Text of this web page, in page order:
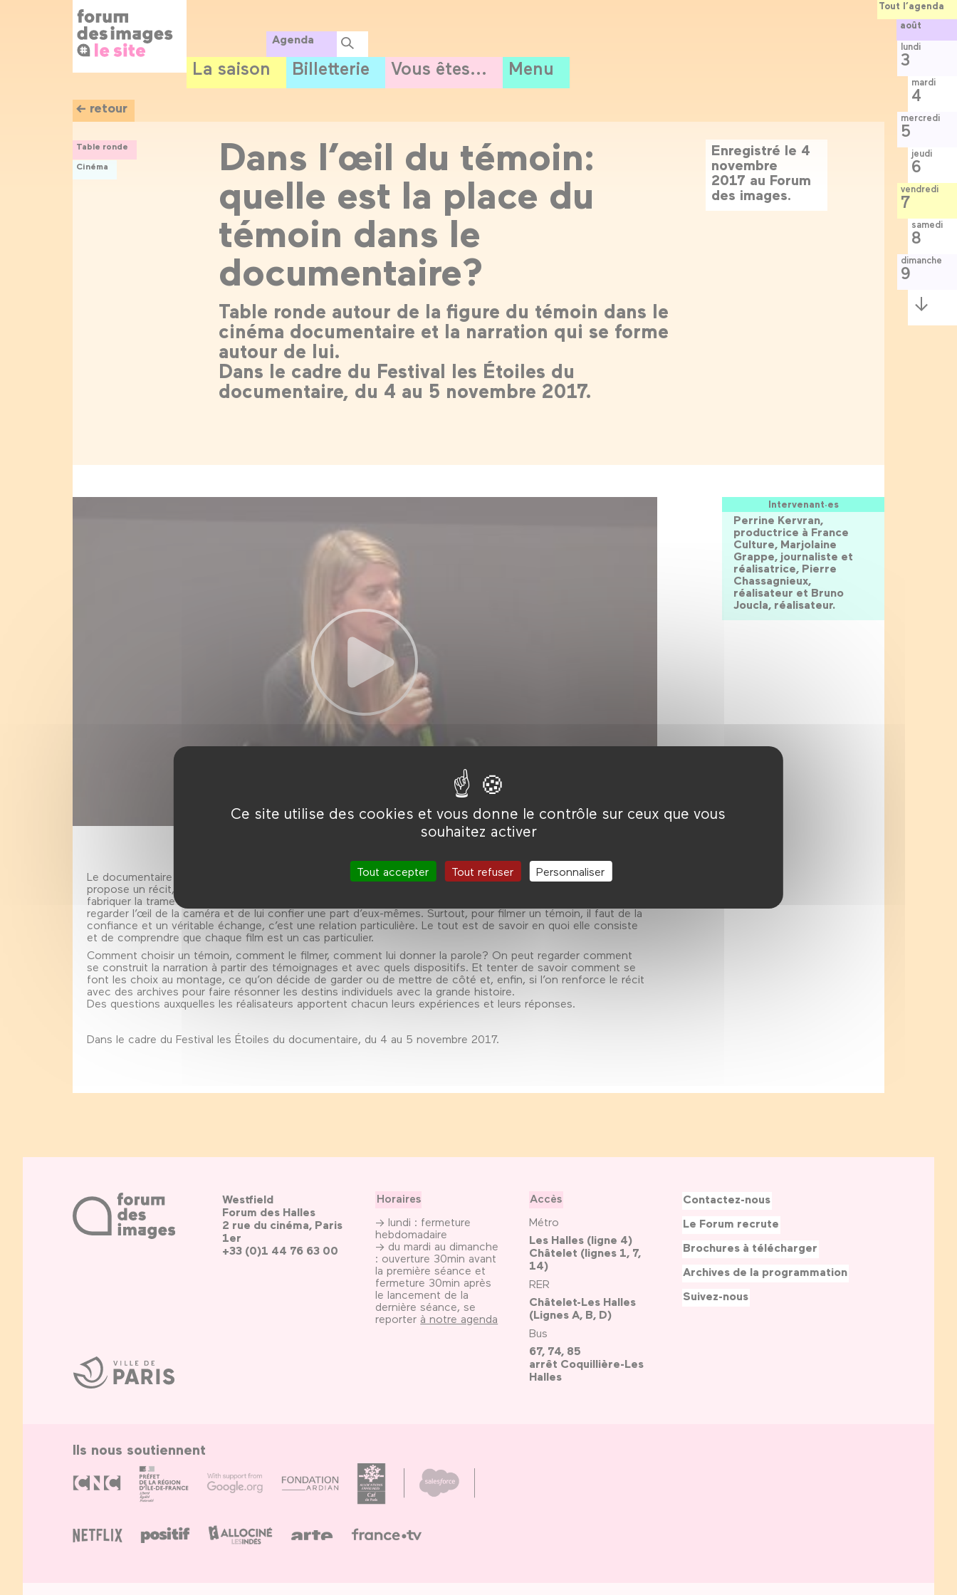
Ce site utilise des cookies et vous donne le contrôle sur ceux que vous
souhaitez activer
Tout accepter Tout refuser Personnaliser
Agenda
La saison Billetterie Vous êtes... Menu
← retour
Table ronde
Cinéma
Enregistré le 4
novembre
2017 au Forum
des images.
Dans l’œil du témoin:
quelle est la place du
témoin dans le
documentaire?
Table ronde autour de la figure du témoin dans le
cinéma documentaire et la narration qui se forme
autour de lui.
Dans le cadre du Festival les Étoiles du
documentaire, du 4 au 5 novembre 2017.
Intervenant·es
Perrine Kervran,
productrice à France
Culture, Marjolaine
Grappe, journaliste et
réalisatrice, Pierre
Chassagnieux,
réalisateur et Bruno
Joucla, réalisateur.
Le documentaire est une plongée dans le réel et parfois dans l’intime. Il est comme une photographie qui
propose un récit, celui d’une vie, d’une aventure, d’un pan de mémoire collective ou d’une injustice. Pour
fabriquer la trame de ces documentaires, il faut des témoins, des témoins capables de se laisser filmer, de
regarder l’œil de la caméra et de lui confier une part d’eux-mêmes. Surtout, pour filmer un témoin, il faut de la
confiance et un véritable échange, c’est une relation particulière. Le tout est de savoir en quoi elle consiste
et de comprendre que chaque film est un cas particulier.
Comment choisir un témoin, comment le filmer, comment lui donner la parole? On peut regarder comment
se construit la narration à partir des témoignages et avec quels dispositifs. Et tenter de savoir comment se
font les choix au montage, ce qu’on décide de garder ou de mettre de côté et, enfin, si l’on renforce le récit
avec des archives pour faire résonner les destins individuels avec la grande histoire.
Des questions auxquelles les réalisateurs apportent chacun leurs expériences et leurs réponses.
Dans le cadre du Festival les Étoiles du documentaire, du 4 au 5 novembre 2017.
Tout l’agenda
août
lundi
3
mardi
4
mercredi
5
jeudi
6
vendredi
7
samedi
8
dimanche
9
Semaine
suivante
Ville
de
Paris
Westfield
Forum des Halles
2 rue du cinéma, Paris
1er
+33 (0)1 44 76 63 00
Horaires
→ lundi : fermeture
hebdomadaire
→ du mardi au dimanche
: ouverture 30min avant
la première séance et
fermeture 30min après
le lancement de la
dernière séance, se
reporter à notre agenda
Accès
Métro
Les Halles (ligne 4)
Châtelet (lignes 1, 7,
14)
RER
Châtelet-Les Halles
(Lignes A, B, D)
Bus
67, 74, 85
arrêt Coquillière-Les
Halles
Contactez-nous
Le Forum recrute
Brochures à télécharger
Archives de la programmation
Suivez-nous
Ils nous soutiennent